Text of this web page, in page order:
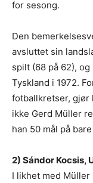
for sesong.
Den
avsluttet sin
spilt (68 på 62),
Tyskland i 1972.
fotballkretser, gjør
ikke Gerd Müller
han 50 mål på
2) Sándor Kocsis,
I likhet med